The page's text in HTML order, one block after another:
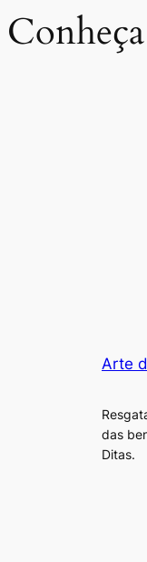
Arte
das
Ditas.